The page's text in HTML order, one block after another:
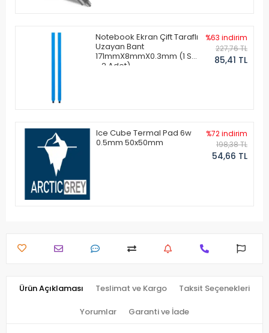
Notebook Ekran Çift Taraflı
Uzayan Bant
171mmX8mmX0.3mm (1 Set
- 2 Adet)
%63 indirim
227,76 TL
85,41 TL
Ice Cube Termal Pad 6w
0.5mm 50x50mm
%72 indirim
198,38 TL
54,66 TL
Ürün Açıklaması Teslimat ve Kargo Taksit Seçenekleri
Yorumlar Garanti ve İade